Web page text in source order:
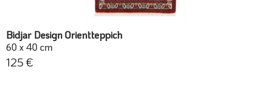
Bidjar Design Orientteppich
60 x 40 cm
125 €